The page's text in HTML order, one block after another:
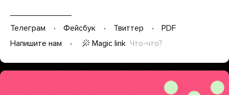
Телеграм Фейсбук Твиттер
PDF
Напишите нам
Magic link Что-что?